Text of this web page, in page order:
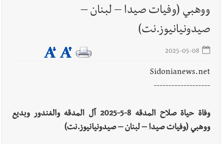
أخبار لبنان إنفجار مرفأ أم إنفجار دولة؟... كيف نحمي لبنان؟
ووهبي (وفيات صيدا – لبنان –
صيدونيانيوز.نت)
2025-05-08
Sidonianews.net
-------------------
وفاة حياة صلاح المدقه 8-5-2025 آل المدقه والغندور وبديع
ووهبي (وفيات صيدا – لبنان – صيدونيانيوز.نت)